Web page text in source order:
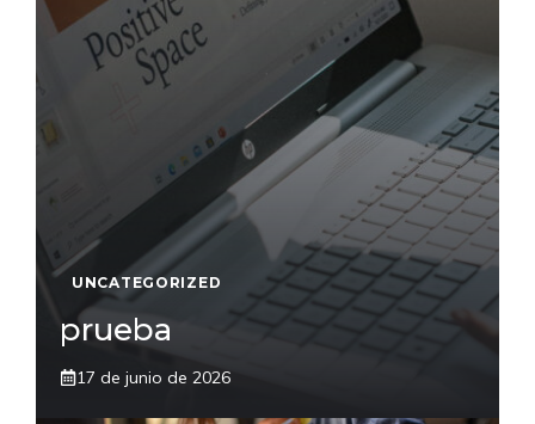
UNCATEGORIZED
prueba
17 de junio de 2026